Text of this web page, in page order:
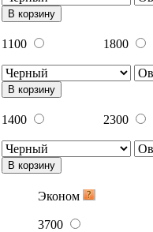
В корзину
1100 1800
В корзину
1400 2300
В корзину
Эконом
3700